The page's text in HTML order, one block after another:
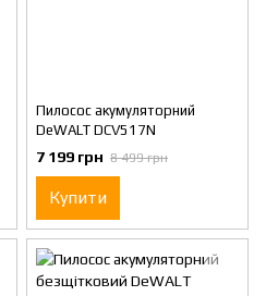
Пилосос акумуляторний
DeWALT DCV517N
7 199 грн 8 499 грн
Купити